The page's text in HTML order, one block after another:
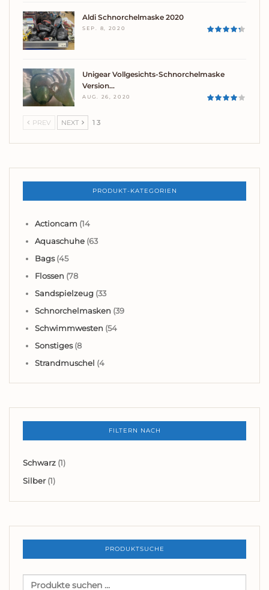
Aldi Schnorchelmaske 2020
SEP. 8, 2020
Unigear Vollgesichts-Schnorchelmaske
Version…
AUG. 26, 2020
PREV NEXT 1 3
PRODUKT-KATEGORIEN
Actioncam (14
Aquaschuhe (63
Bags (45
Flossen (78
Sandspielzeug (33
Schnorchelmasken (39
Schwimmwesten (54
Sonstiges (8
Strandmuschel (4
FILTERN NACH
Schwarz (1)
Silber (1)
PRODUKTSUCHE
Suchen